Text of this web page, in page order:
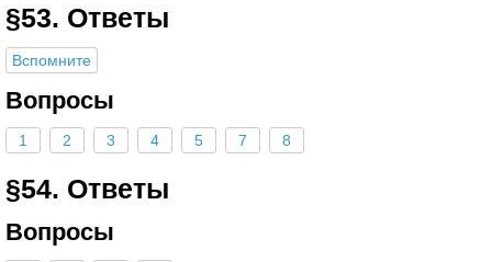
§53. Ответы
Вспомните
Вопросы
1 2 3 4 5 7 8
§54. Ответы
Вопросы